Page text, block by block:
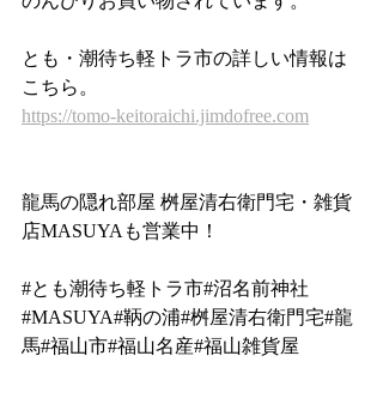
とも・潮待ち軽トラ市の詳しい情報は
こちら。
https://tomo-keitoraichi.jimdofree.com
龍馬の隠れ部屋 桝屋清右衛門宅・雑貨
店MASUYAも営業中！
#とも潮待ち軽トラ市#沼名前神社
#MASUYA#鞆の浦#桝屋清右衛門宅#龍
馬#福山市#福山名産#福山雑貨屋